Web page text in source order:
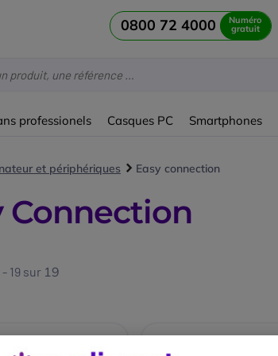
0800 72 4000 Numéro
gratuit
professionels Casques PC Smartphones
et périphériques Easy connection
Connection
19 sur 19